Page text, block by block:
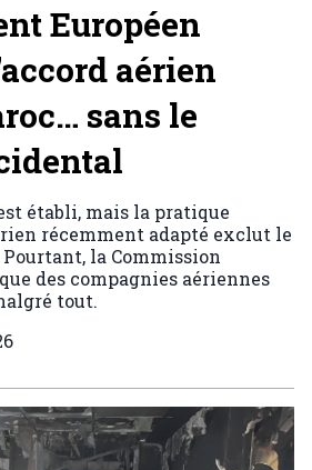
Européen
aérien
sans le
établi, mais la pratique
récemment adapté exclut le
la Commission
des compagnies aériennes
tout.